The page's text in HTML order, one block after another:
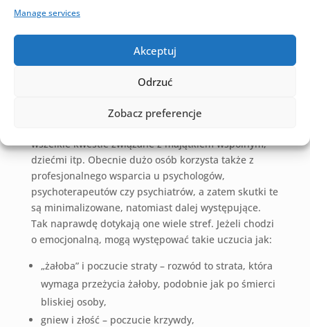
Manage services
Akceptuj
Odrzuć
Zobacz preferencje
mogą być długotrwałe i obejmować
różne aspekty życia. Oczywiście omawiane
negatywne emocje i skutki rozwodu nie dotyczą
bowiem rozwody orzeczone za zgodą obu stron, po
wszelkie kwestie związane z majątkiem wspólnym,
dziećmi itp. Obecnie dużo osób korzysta także z
profesjonalnego wsparcia u psychologów,
psychoterapeutów czy psychiatrów, a zatem skutki te
są minimalizowane, natomiast dalej występujące.
Tak naprawdę dotykają one wiele stref. Jeżeli chodzi
o emocjonalną, mogą występować takie uczucia jak:
„żałoba” i poczucie straty – rozwód to strata, która
wymaga przeżycia żałoby, podobnie jak po śmierci
bliskiej osoby,
gniew i złość – poczucie krzywdy,